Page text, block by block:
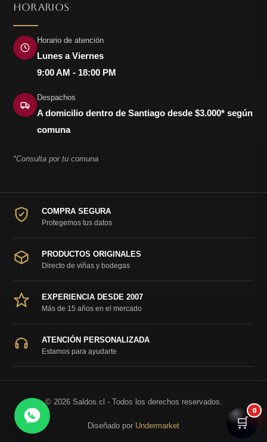
HORARIOS
Horario de atención
Lunes a Viernes
9:00 AM - 18:00 PM
Despachos
A domicilio dentro de Santiago desde $3.000* según
comuna
*Consulta por tu comuna
COMPRA SEGURA
Protegemos tus datos
PRODUCTOS ORIGINALES
Directo de viñas y bodegas
EXPERIENCIA DESDE 2007
Más de 15 años en el mercado
ATENCIÓN PERSONALIZADA
Estamos para ayudarte
© 2026 Saldos.cl - Todos los derechos reservados.
Diseñado por Undermarket 🛒
0